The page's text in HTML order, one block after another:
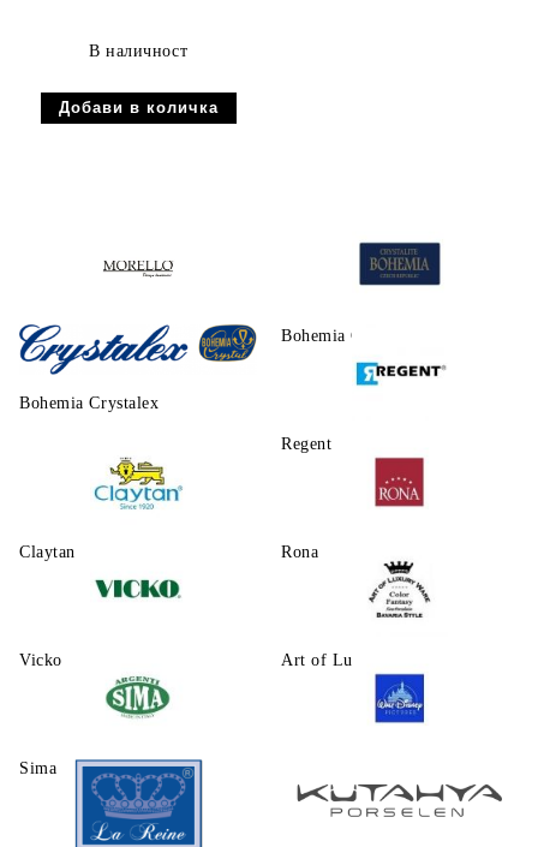
В наличност
Morello Bohemia Crystalite
Bohemia Crystalex
Regent
Claytаn Rona
Vicko Art of Luxury Ware
Sima